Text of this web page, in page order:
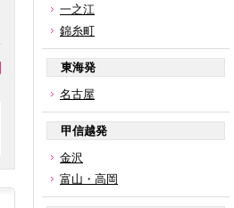
一之江
錦糸町
東海発
名古屋
甲信越発
金沢
富山・高岡